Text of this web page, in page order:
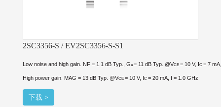
2SC3356-S / EV2SC3356-S-S1
Low noise and high gain. NF = 1.1 dB Typ., Ga= 11 dB Typ. @VCE= 10 V, IC= 7
High power gain. MAG = 13 dB Typ. @VCE= 10 V, IC= 20 mA, f = 1.0 GHz
下载 >